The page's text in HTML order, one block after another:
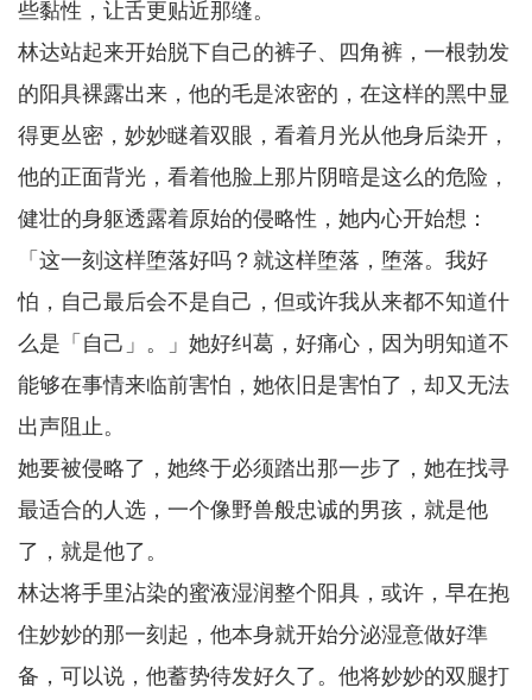
些黏性，让舌更贴近那缝。
林达站起来开始脱下自己的裤子、四角裤，一根勃发
的阳具裸露出来，他的毛是浓密的，在这样的黑中显
得更丛密，妙妙瞇着双眼，看着月光从他身后染开，
他的正面背光，看着他脸上那片阴暗是这么的危险，
健壮的身躯透露着原始的侵略性，她内心开始想：
「这一刻这样堕落好吗？就这样堕落，堕落。我好
怕，自己最后会不是自己，但或许我从来都不知道什
么是「自己」。」她好纠葛，好痛心，因为明知道不
能够在事情来临前害怕，她依旧是害怕了，却又无法
出声阻止。
她要被侵略了，她终于必须踏出那一步了，她在找寻
最适合的人选，一个像野兽般忠诚的男孩，就是他
了，就是他了。
林达将手里沾染的蜜液湿润整个阳具，或许，早在抱
住妙妙的那一刻起，他本身就开始分泌湿意做好準
备，可以说，他蓄势待发好久了。他将妙妙的双腿打